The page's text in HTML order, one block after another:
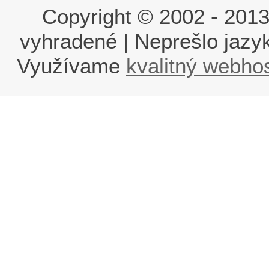
Copyright © 2002 -
vyhradené | Neprešlo
Využívame kvalitný